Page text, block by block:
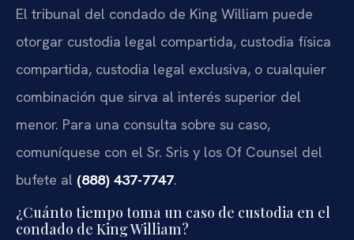
El tribunal del condado de King William puede
otorgar custodia legal compartida, custodia física
compartida, custodia legal exclusiva, o cualquier
combinación que sirva al interés superior del
menor. Para una consulta sobre su caso,
comuníquese con el Sr. Sris y los Of Counsel del
bufete al (888) 437-7747.
¿Cuánto tiempo toma un caso de custodia en el
condado de King William?